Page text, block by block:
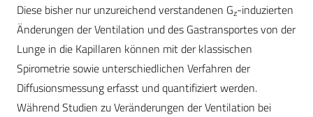
Diese bisher nur unzureichend verstandenen Gz-induzierten
Änderungen der Ventilation und des Gastransportes von der
Lunge in die Kapillaren können mit der klassischen
Spirometrie sowie unterschiedlichen Verfahren der
Diffusionsmessung erfasst und quantifiziert werden.
Während Studien zu Veränderungen der Ventilation bei